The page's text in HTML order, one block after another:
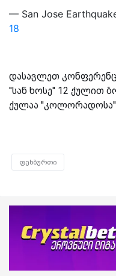
— San Jose
18
დასავლეთ
''სან ხოსე'' 12 ქულით
ქულაა ''კოლორადოსა''
ფეხბურთი